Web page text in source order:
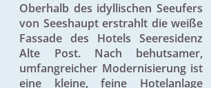
Oberhalb des idyllischen Seeufers
von Seeshaupt erstrahlt die weiße
Fassade des Hotels Seeresidenz
Alte Post. Nach behutsamer,
umfangreicher Modernisierung ist
eine kleine, feine Hotelanlage